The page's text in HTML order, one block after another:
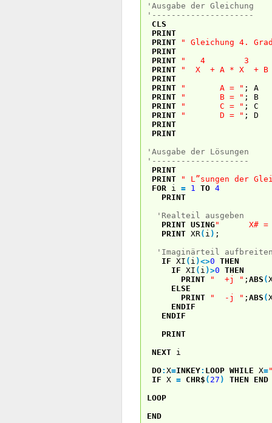
'Ausgabe der Gleichung
'---------------------
CLS
PRINT
PRINT
" Gleichung 4.
PRINT
PRINT
" 4 3
PRINT
" X + A * X + B
PRINT
PRINT
" A = " ; A
PRINT
" B = " ; B
PRINT
" C = " ; C
PRINT
" D = " ; D
PRINT
PRINT
'Ausgabe der Lösungen
'--------------------
PRINT
PRINT
" L”sungen der
FOR i = 1 TO 4
PRINT
'Realteil ausgeben
PRINT USING" X# =
PRINT XR( i ) ;
'Imaginärteil aufbreiten
IF XI ( i )<>0 THEN
IF XI ( i )>0 THEN
PRINT
" +j " ; ABS (
ELSE
PRINT
" -j " ; ABS (
ENDIF
ENDIF
PRINT
NEXT i
DO: X=INKEY: LOOP WHILE X=
IF X = CHR$ ( 27 ) THEN
END
LOOP
END